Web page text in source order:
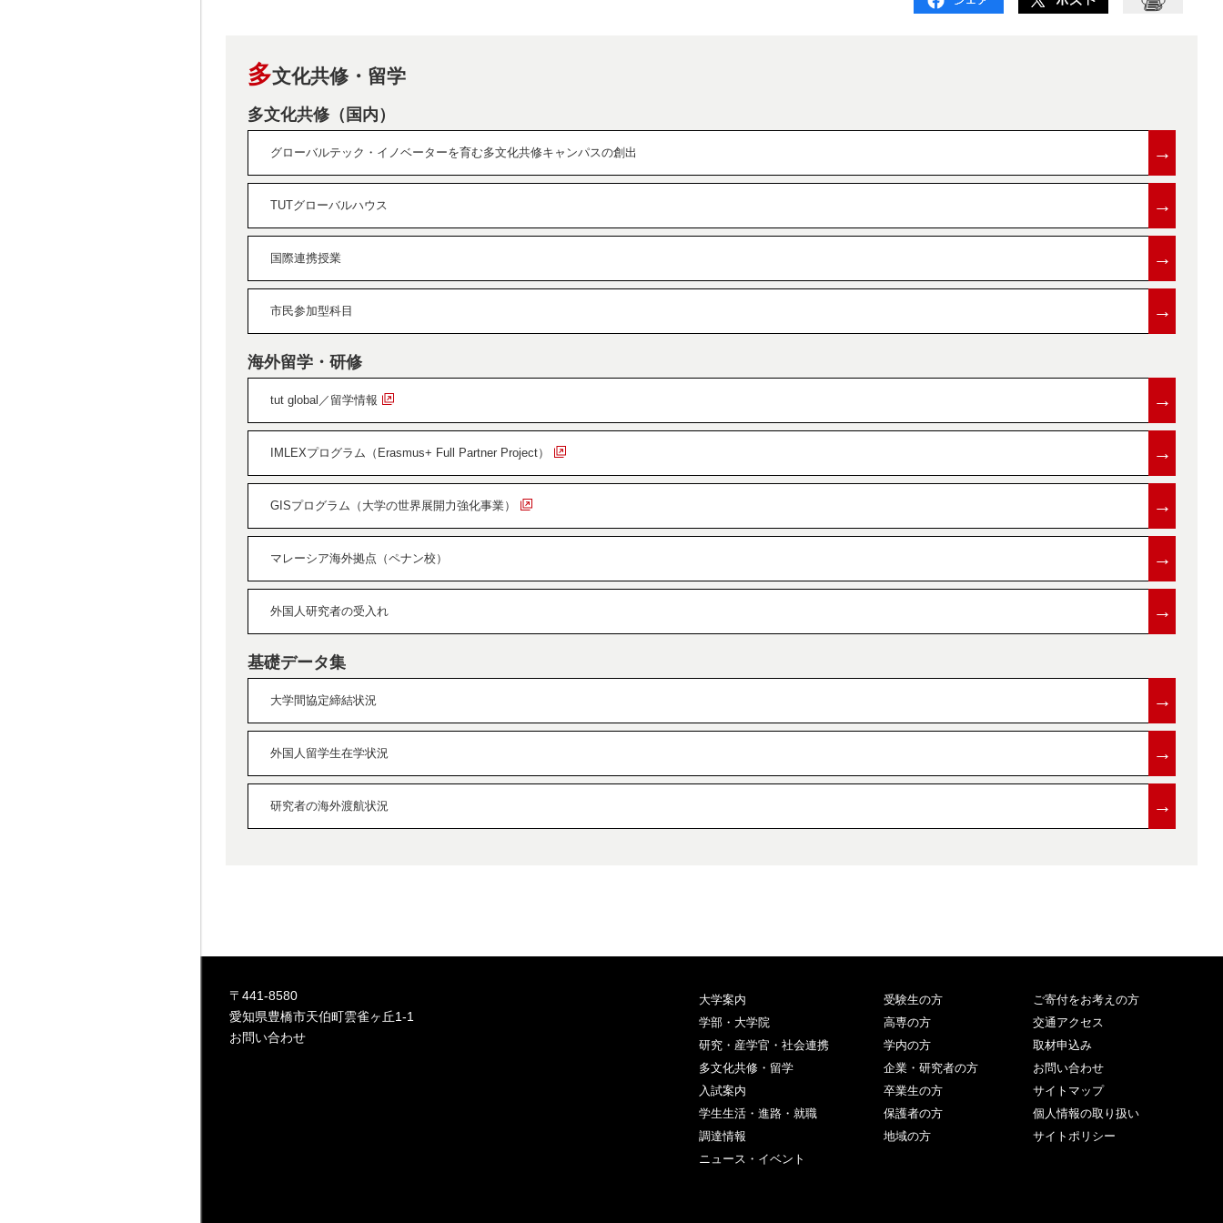
多文化共修・留学
多文化共修（国内）
グローバルテック・イノベーターを育む多文化共修キャンパスの創出 →
TUTグローバルハウス →
国際連携授業 →
市民参加型科目 →
海外留学・研修
tut global／留学情報 →
IMLEXプログラム（Erasmus+ Full Partner Project） →
GISプログラム（大学の世界展開力強化事業） →
マレーシア海外拠点（ペナン校） →
外国人研究者の受入れ →
基礎データ集
大学間協定締結状況 →
外国人留学生在学状況 →
研究者の海外渡航状況 →
〒441-8580
愛知県豊橋市天伯町雲雀ヶ丘1-1
お問い合わせ
大学案内
学部・大学院
研究・産学官・社会連携
多文化共修・留学
入試案内
学生生活・進路・就職
調達情報
ニュース・イベント
受験生の方
高専の方
学内の方
企業・研究者の方
卒業生の方
保護者の方
地域の方
ご寄付をお考えの方
交通アクセス
取材申込み
お問い合わせ
サイトマップ
個人情報の取り扱い
サイトポリシー